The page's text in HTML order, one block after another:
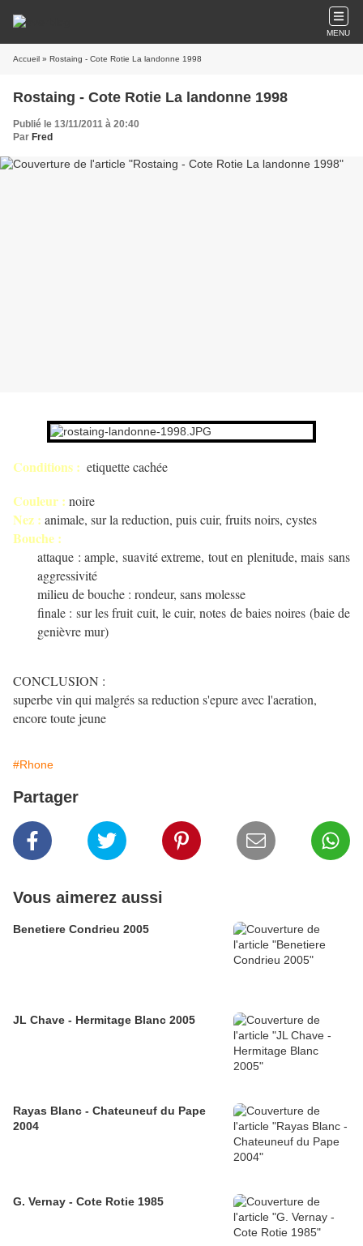
MENU
Accueil » Rostaing - Cote Rotie La landonne 1998
Rostaing - Cote Rotie La landonne 1998
Publié le 13/11/2011 à 20:40
Par Fred
Conditions : etiquette cachée
Couleur : noire
Nez : animale, sur la reduction, puis cuir, fruits noirs, cystes
Bouche :
attaque : ample, suavité extreme, tout en plenitude, mais sans
aggressivité
milieu de bouche : rondeur, sans molesse
finale : sur les fruit cuit, le cuir, notes de baies noires (baie de
genièvre mur)
CONCLUSION :
superbe vin qui malgrés sa reduction s'epure avec l'aeration,
encore toute jeune
#Rhone
Partager
Vous aimerez aussi
Benetiere Condrieu 2005
JL Chave - Hermitage Blanc 2005
Rayas Blanc - Chateuneuf du Pape
2004
G. Vernay - Cote Rotie 1985